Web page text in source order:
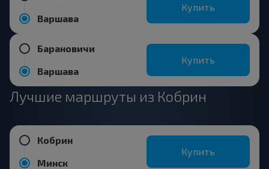
Варшава
Купить
Барановичи
Варшава
Купить
Лучшие маршруты из Кобрин
Кобрин
Минск
Купить